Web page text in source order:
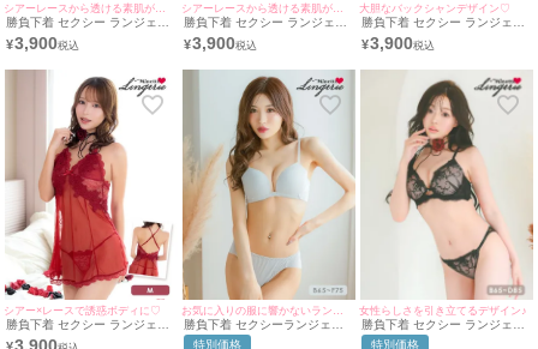
勝負下着 セクシー ランジェリ
ー ショルダーリボン シアーレ
ース レイヤード サテン ベビー
¥3,900
シアーレースから透ける素肌がセクシー♡
勝負下着 セクシー ランジェリ
ー ショルダーリボン シアーレ
ース レイヤード サテン ベビー
¥3,900
大胆なバックシャンデザイン♡
勝負下着 セクシー ランジェリ
ー サイドシアーレース バック
シャン ベビードール
¥3,900
シアー×レースで誘惑ボディに♡
勝負下着 セクシー ランジェリ
ー シアーレース ベビードール
勝負下着 セクシーランジェリ
ー ランジェリー ブラジャー シ
特別価格
女性らしさを引き立てるデザイン♪
勝負下着 セクシー ランジェリ
ー ヌーディーカラー ブラック
特別価格